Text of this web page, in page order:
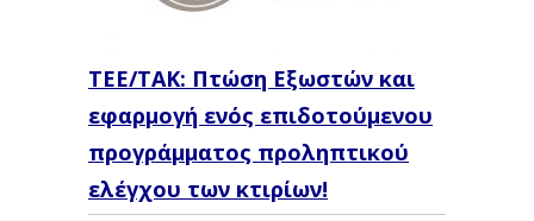
ΤΕΕ/ΤΑΚ: Πτώση Εξωστών και
εφαρμογή ενός επιδοτούμενου
προγράμματος προληπτικού
ελέγχου των κτιρίων!